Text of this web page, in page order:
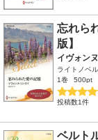
忘れら
版】
イヴォン
ライトノベ
1巻
500pt
投稿数1件
ベルト